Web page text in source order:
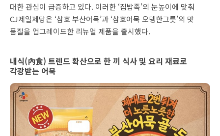
대한 관심이 급증하고 있다. 이러한 ‘집밥족’의 눈높이에 맞춰
CJ제일제당은 ‘삼호 부산어묵’과 ‘삼호어묵 오뎅한그릇’의 맛
품질을 업그레이드한 리뉴얼 제품을 출시했다.
내식(內食) 트렌드 확산으로 한 끼 식사 및 요리 재료로
각광받는 어묵